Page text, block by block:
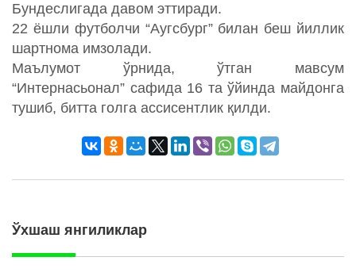
Бундеслигада давом эттиради.
22 ёшли футболчи “Аугсбург” билан беш йиллик
шартнома имзолади.
Маълумот ўрнида, ўтган мавсум
“Интернасьонал” сафида 16 та ўйинда майдонга
тушиб, битта голга ассисентлик қилди.
Ўхшаш янгиликлар